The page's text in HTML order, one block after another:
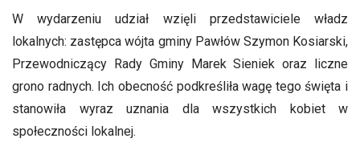
W wydarzeniu udział wzięli przedstawiciele władz
lokalnych: zastępca wójta gminy Pawłów Szymon Kosiarski,
Przewodniczący Rady Gminy Marek Sieniek oraz liczne
grono radnych. Ich obecność podkreśliła wagę tego święta i
stanowiła wyraz uznania dla wszystkich kobiet w
społeczności lokalnej.